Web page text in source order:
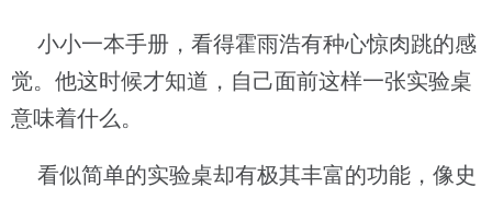
小小一本手册，看得霍雨浩有种心惊肉跳的感
觉。他这时候才知道，自己面前这样一张实验桌
意味着什么。
看似简单的实验桌却有极其丰富的功能，像史